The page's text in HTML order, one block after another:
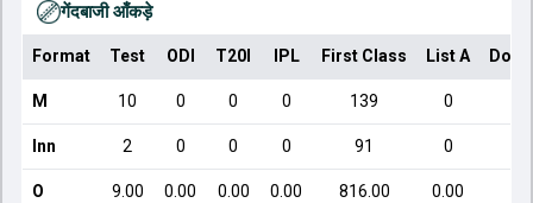
गेंदबाजी आँकड़े
Format Test ODI T20I IPL First Class List A
M 10 0 0 0 139 0
Inn 2 0 0 0 91 0
O 9.00 0.00 0.00 0.00 816.00 0.00